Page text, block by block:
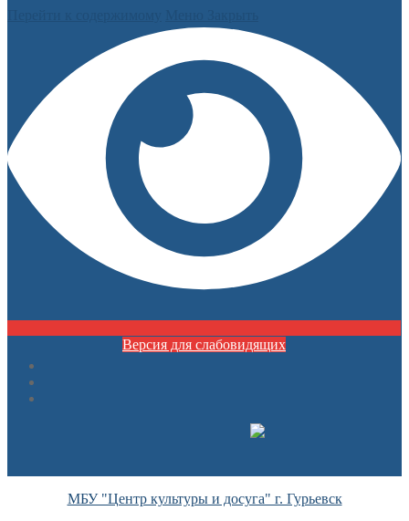
Версия для слабовидящих
МБУ "Центр культуры и досуга" г. Гурьевск